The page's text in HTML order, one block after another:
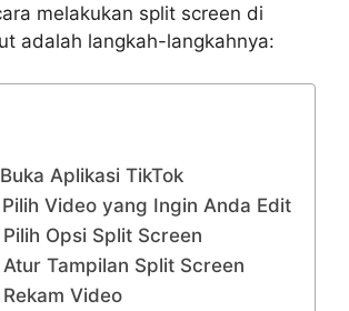
melakukan split screen di
adalah langkah-langkahnya:
Aplikasi TikTok
Video yang Ingin Anda Edit
Opsi Split Screen
Tampilan Split Screen
Video